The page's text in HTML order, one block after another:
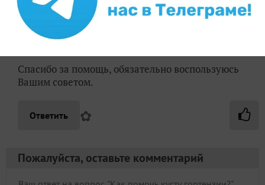
ElenaGorbatenkova
Елена Горбатенкова
Спасибо за помощь, обязательно воспользуюсь
Вашим советом.
Ответить ✿
Пожалуйста, оставьте комментарий